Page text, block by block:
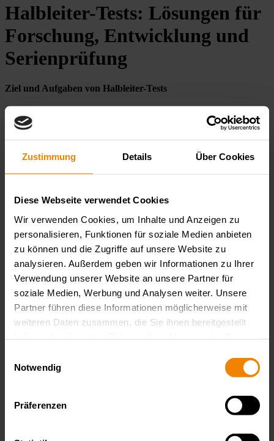
Zustimmung Details Über Cookies
Diese Webseite verwendet Cookies
Wir verwenden Cookies, um Inhalte und Anzeigen zu
personalisieren, Funktionen für soziale Medien anbieten
zu können und die Zugriffe auf unsere Website zu
analysieren. Außerdem geben wir Informationen zu Ihrer
Verwendung unserer Website an unsere Partner für
soziale Medien, Werbung und Analysen weiter. Unsere
Partner führen diese Informationen möglicherweise mit
weiteren Daten zusammen, die Sie ihnen bereitgestellt
Notwendig
Präferenzen
Halbleiter-Tests: Lösungen für
Forschung, Entwicklung und
Serienprüfung
Ziel und Aufgaben von Halbleiter-Tests
Halbleiter sind Kernkomponenten moderner elektronischer Bauteile,
die in Leistungstransistoren, optoelektronischen Produkten oder in
Funktionssicherheit, Zuverlässigkeit und Leistung unter realen
vorgenommen. Bei Halbleiter-Test werden unter anderem I-V-
parametrische Prüfungen unter realistischen Betriebsbedingungen
Electronic ein umfassendes Portfolio an Stromversorgungen,
elektronischen Lasten und Source Measure Units (SMUs), das sich
durch hohe Präzision, Modularität und Automatisierbarkeit
auszeichnet.
Anwendungsbereiche und Herausforderungen
Halbleitertests werden in vielen Branchen und
Anwendungsbereichen durchgeführt, etwa in der
Telekommunikation sowie in der Forschung.
in der Halbleiterindustrie:
Durchbruchspannungen und Schwellenspannungen.